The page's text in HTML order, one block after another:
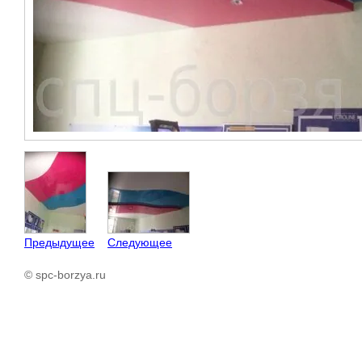
Предыдущее Следующее
© spc-borzya.ru